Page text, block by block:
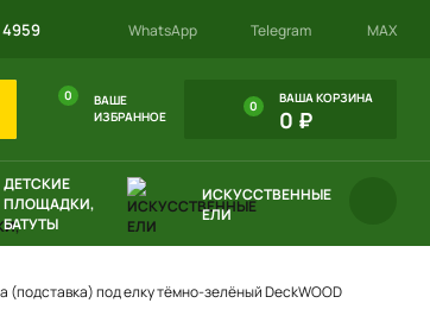
4959 WhatsApp Telegram MAX
ВАШЕ
ИЗБРАННОЕ
0 ВАША КОРЗИНА
0 ₽
0
ДЕТСКИЕ
ПЛОЩАДКИ,
БАТУТЫ
ИСКУССТВЕННЫЕ
ЕЛИ
(подставка) под елку тёмно-зелёный DeckWOOD